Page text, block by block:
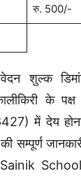
रु. 500/-
शुल्क
के
में देय
Sainik